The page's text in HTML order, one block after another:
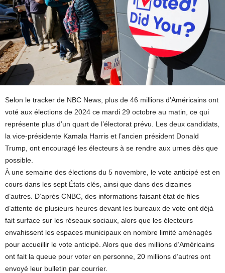
Selon le tracker de NBC News, plus de 46 millions d’Américains ont
voté aux élections de 2024 ce mardi 29 octobre au matin, ce qui
représente plus d’un quart de l’électorat prévu. Les deux candidats,
la vice-présidente Kamala Harris et l’ancien président Donald
Trump, ont encouragé les électeurs à se rendre aux urnes dès que
possible.
À une semaine des élections du 5 novembre, le vote anticipé est en
cours dans les sept États clés, ainsi que dans des dizaines
d’autres. D’après CNBC, des informations faisant état de files
d’attente de plusieurs heures devant les bureaux de vote ont déjà
fait surface sur les réseaux sociaux, alors que les électeurs
envahissent les espaces municipaux en nombre limité aménagés
pour accueillir le vote anticipé. Alors que des millions d’Américains
ont fait la queue pour voter en personne, 20 millions d’autres ont
envoyé leur bulletin par courrier.